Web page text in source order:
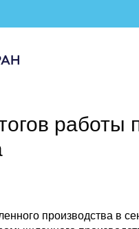
работы
производства в